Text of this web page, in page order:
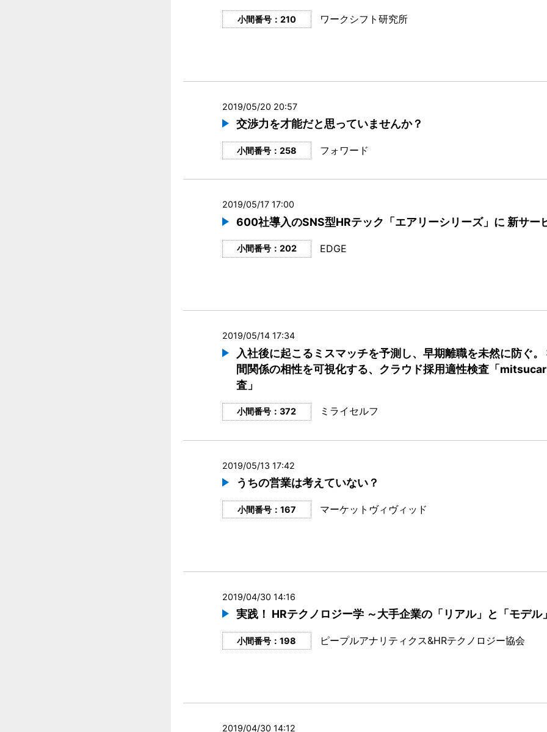
小間番号：210 ワークシフト研究所
2019/05/20 20:57
交渉力を才能だと思っていませんか？
小間番号：258 フォワード
2019/05/17 17:00
600社導入のSNS型HRテック「エアリーシリーズ」に 新サー
小間番号：202 EDGE
2019/05/14 17:34
入社後に起こるミスマッチを予測し、早期離職を未然に防ぐ。
間関係の相性を可視化する、クラウド採用適性検査「
査」
小間番号：372 ミライセルフ
2019/05/13 17:42
うちの営業は考えていない？
小間番号：167 マーケットヴィヴィッド
2019/04/30 14:16
実践！ HRテクノロジー学 ～大手企業の「リアル」と「モデル
小間番号：198 ピープルアナリティクス&HRテクノロジー協会
2019/04/30 14:12